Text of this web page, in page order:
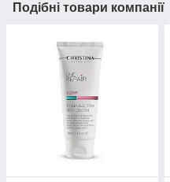
Подібні товари компанії